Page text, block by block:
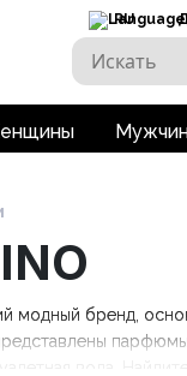
RU
модный бренд,